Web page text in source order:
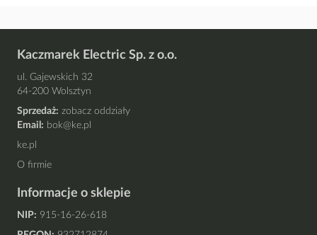
Kaczmarek Electric Sp. z o.o.
ul. Gajewskich 32
64-200 Wolsztyn
Sprzedaż: zobacz oddziały
Email: bok@ke.pl
ke.pl
O firmie
Informacje o sklepie
NIP: 915-16-26-618